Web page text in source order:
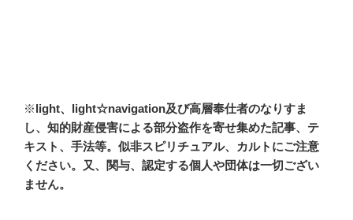
※light、light☆navigation及び高層奉仕者のなりすま
し、知的財産侵害による部分盗作を寄せ集めた記事、テ
キスト、手法等。似非スピリチュアル、カルトにご注意
ください。又、関与、認定する個人や団体は一切ござい
ません。